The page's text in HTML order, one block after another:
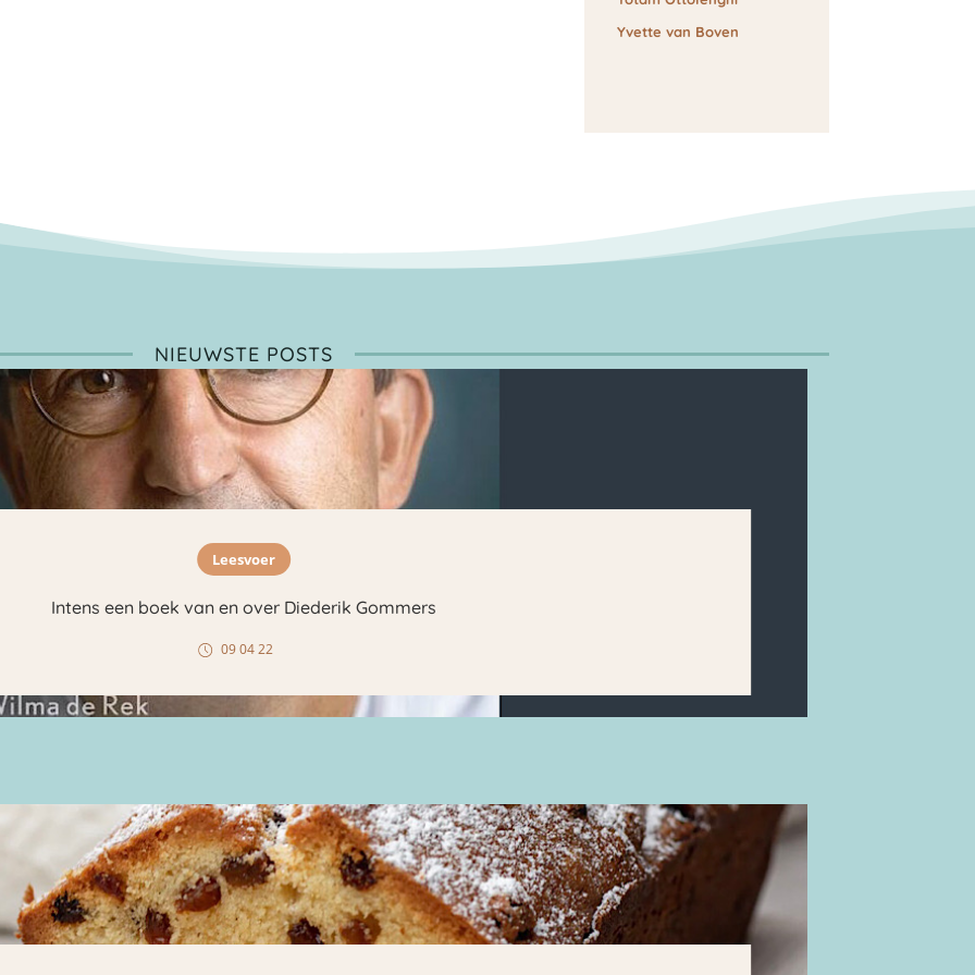
Yvette van Boven
NIEUWSTE POSTS
Leesvoer
Intens een boek van en over Diederik Gommers
09 04 22